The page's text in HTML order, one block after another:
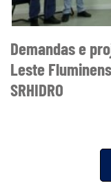
Demandas e
Leste
SRHIDRO